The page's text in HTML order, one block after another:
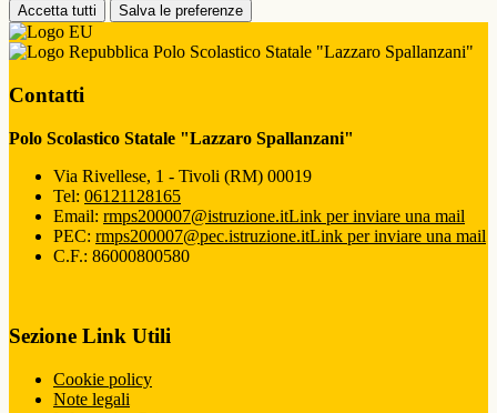
Accetta tutti Salva le preferenze
Polo Scolastico Statale "Lazzaro Spallanzani"
Contatti
Polo Scolastico Statale "Lazzaro Spallanzani"
Via Rivellese, 1 - Tivoli (RM) 00019
Tel: 06121128165
Email: rmps200007@istruzione.itLink per inviare una mail
PEC: rmps200007@pec.istruzione.itLink per inviare una mail
C.F.: 86000800580
Sezione Link Utili
Cookie policy
Note legali